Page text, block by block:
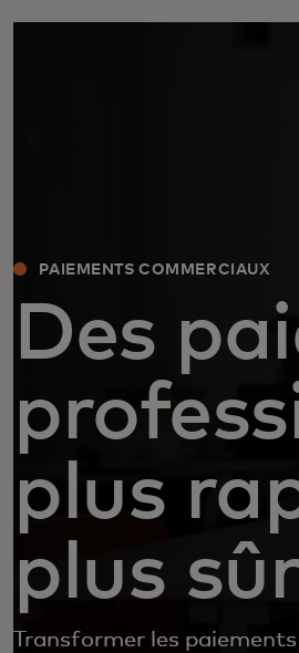
PAIEMENTS COMMERCIAUX
Des
plus
plus
Transformer les